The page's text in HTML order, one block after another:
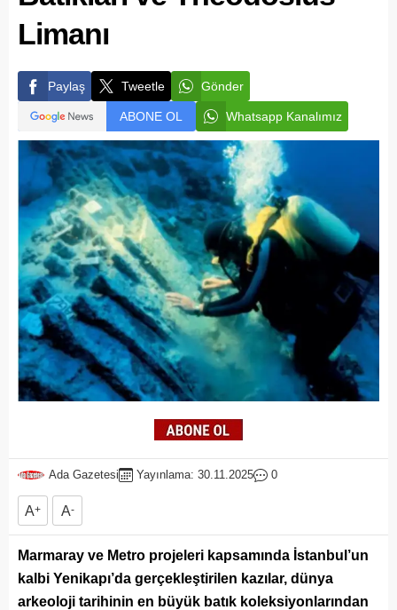
Limanı
Paylaş Tweetle Gönder
ABONE OL Whatsapp Kanalımız
Ada Gazetesi Yayınlama: 30.11.2025 0
A+ A-
Marmaray ve Metro projeleri kapsamında İstanbul’un
kalbi Yenikapı’da gerçekleştirilen kazılar, dünya
arkeoloji tarihinin en büyük batık koleksiyonlarından